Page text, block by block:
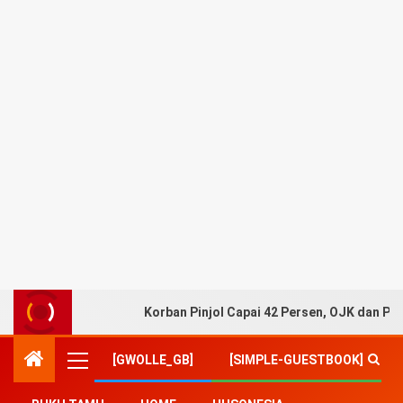
Korban Pinjol Capai 42 Persen, OJK dan
[GWOLLE_GB] [SIMPLE-GUESTBOOK]